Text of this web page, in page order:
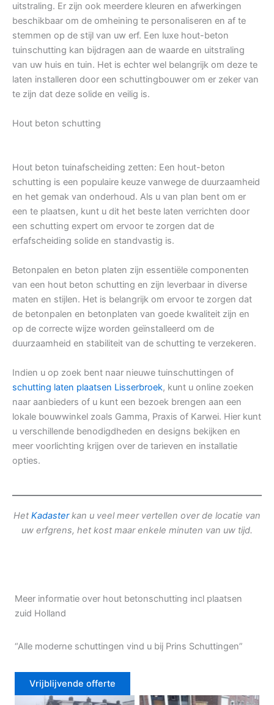
uitstraling. Er zijn ook meerdere kleuren en afwerkingen
beschikbaar om de omheining te personaliseren en af te
stemmen op de stijl van uw erf. Een luxe hout-beton
tuinschutting kan bijdragen aan de waarde en uitstraling
van uw huis en tuin. Het is echter wel belangrijk om deze te
laten installeren door een schuttingbouwer om er zeker van
te zijn dat deze solide en veilig is.
Hout beton schutting
Hout beton tuinafscheiding zetten: Een hout-beton
schutting is een populaire keuze vanwege de duurzaamheid
en het gemak van onderhoud. Als u van plan bent om er
een te plaatsen, kunt u dit het beste laten verrichten door
een schutting expert om ervoor te zorgen dat de
erfafscheiding solide en standvastig is.
Betonpalen en beton platen zijn essentiële componenten
van een hout beton schutting en zijn leverbaar in diverse
maten en stijlen. Het is belangrijk om ervoor te zorgen dat
de betonpalen en betonplaten van goede kwaliteit zijn en
op de correcte wijze worden geïnstalleerd om de
duurzaamheid en stabiliteit van de schutting te verzekeren.
Indien u op zoek bent naar nieuwe tuinschuttingen of
schutting laten plaatsen Lisserbroek, kunt u online zoeken
naar aanbieders of u kunt een bezoek brengen aan een
lokale bouwwinkel zoals Gamma, Praxis of Karwei. Hier kunt
u verschillende benodigdheden en designs bekijken en
meer voorlichting krijgen over de tarieven en installatie
opties.
Het Kadasterkan u veel meer vertellen over de locatie van
uw erfgrens, het kost maar enkele minuten van uw tijd.
Meer informatie over hout betonschutting incl plaatsen
zuid Holland
“Alle moderne schuttingen vind u bij Prins Schuttingen”
Vrijblijvende offerte